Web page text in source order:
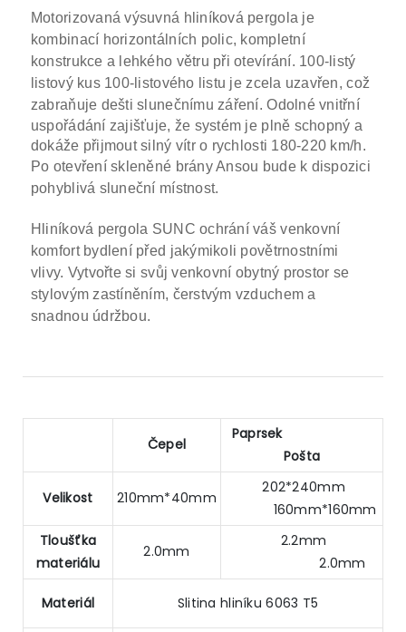
Motorizovaná výsuvná hliníková pergola je
kombinací horizontálních polic, kompletní
konstrukce a lehkého větru při otevírání. 100-listý
listový kus 100-listového listu je zcela uzavřen, což
zabraňuje dešti slunečnímu záření.Odolné vnitřní
uspořádání zajišťuje, že systém je plně schopný a
dokáže přijmout silný vítr o rychlosti 180-220 km/h.
Po otevření skleněné brány Ansou bude k dispozici
pohyblivá sluneční místnost.
Hliníková pergola SUNC ochrání váš venkovní
komfort bydlení před jakýmikoli povětrnostními
vlivy. Vytvořte si svůj venkovní obytný prostor se
stylovým zastíněním, čerstvým vzduchem a
snadnou údržbou.
Čepel
Paprsek
Pošta
Velikost 210mm*40mm
202*240mm
160mm*160mm
Tloušťka
materiálu
2.0mm
2.2mm
2.0mm
Materiál Slitina hliníku 6063 T5